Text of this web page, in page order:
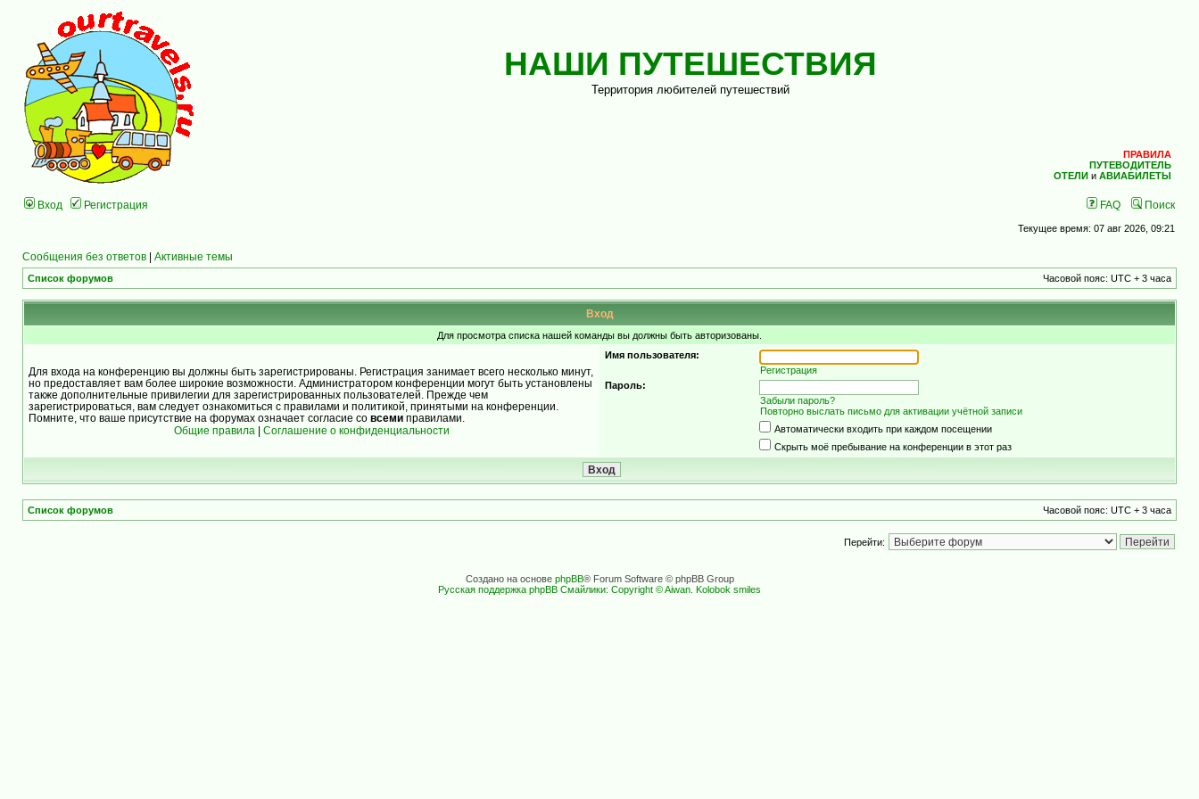
НАШИ ПУТЕШЕСТВИЯ
Территория любителей путешествий
ПРАВИЛА
ПУТЕВОДИТЕЛЬ
ОТЕЛИ и АВИАБИЛЕТЫ
Вход Регистрация FAQ Поиск
Текущее время: 07 авг 2026, 09:21
Сообщения без ответов | Активные темы
Список форумов Часовой пояс: UTC + 3 часа
Вход
Для просмотра списка нашей команды вы должны быть авторизованы.
Для входа на конференцию вы должны быть зарегистрированы. Регистрация занимает всего несколько минут,
но предоставляет вам более широкие возможности. Администратором конференции могут быть установлены
также дополнительные привилегии для зарегистрированных пользователей. Прежде чем
зарегистрироваться, вам следует ознакомиться с правилами и политикой, принятыми на конференции.
Помните, что ваше присутствие на форумах означает согласие со всеми правилами.
Общие правила | Соглашение о конфиденциальности
Имя пользователя:
Регистрация
Пароль:
Забыли пароль?
Повторно выслать письмо для активации учётной записи
Автоматически входить при каждом посещении
Скрыть моё пребывание на конференции в этот раз
Список форумов Часовой пояс: UTC + 3 часа
Перейти:
Создано на основе phpBB® Forum Software © phpBB Group
Русская поддержка phpBB Смайлики: Copyright © Aiwan. Kolobok smiles